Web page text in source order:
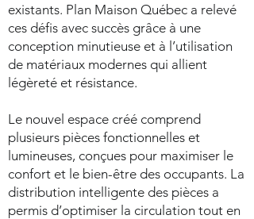
existants. Plan Maison Québec a relevé
ces défis avec succès grâce à une
conception minutieuse et à l’utilisation
de matériaux modernes qui allient
légèreté et résistance.
Le nouvel espace créé comprend
plusieurs pièces fonctionnelles et
lumineuses, conçues pour maximiser le
confort et le bien-être des occupants. La
distribution intelligente des pièces a
permis d’optimiser la circulation tout en